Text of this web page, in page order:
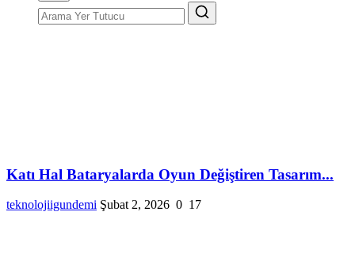
Katı Hal Bataryalarda Oyun Değiştiren Tasarım...
teknolojiigundemi Şubat 2, 2026 0 17